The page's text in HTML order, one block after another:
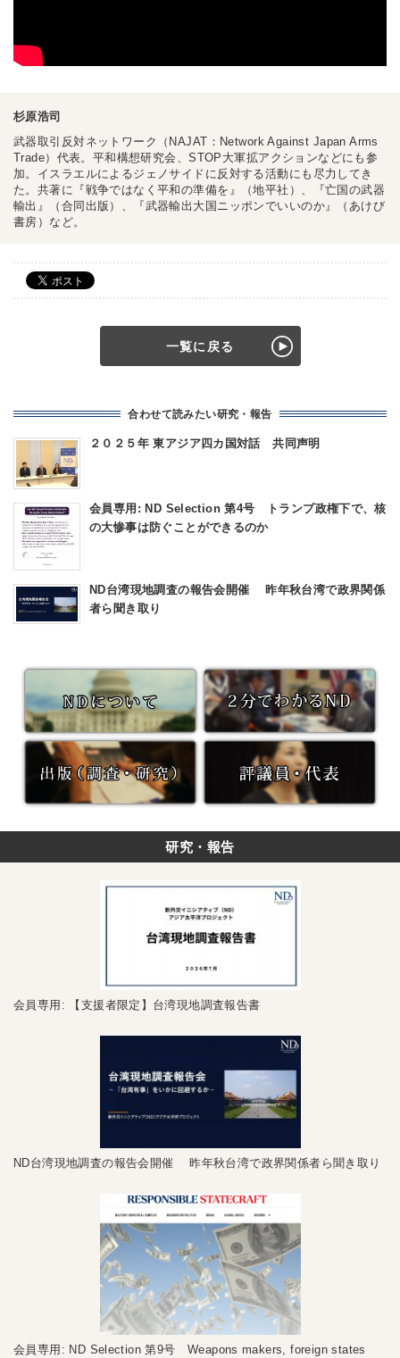
杉原浩司
武器取引反対ネットワーク（NAJAT：Network Against Japan Arms
Trade）代表。平和構想研究会、STOP大軍拡アクションなどにも参
加。イスラエルによるジェノサイドに反対する活動にも尽力してき
た。共著に『戦争ではなく平和の準備を』（地平社）、『亡国の武器
輸出』（合同出版）、『武器輸出大国ニッポンでいいのか』（あけび
書房）など。
一覧に戻る
合わせて読みたい研究・報告
２０２５年 東アジア四カ国対話 共同声明
会員専用: ND Selection 第4号 トランプ政権下で、核
の大惨事は防ぐことができるのか
ND台湾現地調査の報告会開催 昨年秋台湾で政界関係
者ら聞き取り
研究・報告
会員専用: 【支援者限定】台湾現地調査報告書
ND台湾現地調査の報告会開催 昨年秋台湾で政界関係者ら聞き取り
会員専用: ND Selection 第9号 Weapons makers, foreign states